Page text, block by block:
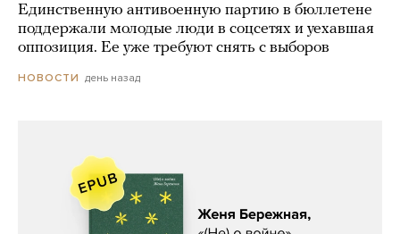
Единственную антивоенную партию в бюллетене
поддержали молодые люди в соцсетях и уехавшая
оппозиция. Ее уже требуют снять с выборов
НОВОСТИ день назад